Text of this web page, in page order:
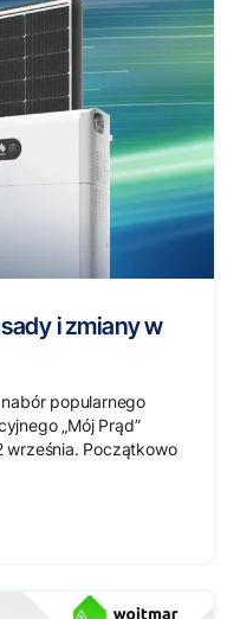
i zmiany w
popularnego
„Mój Prąd”
września. Początkowo